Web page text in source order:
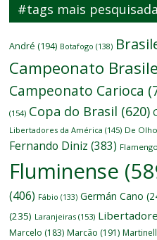
#tags mais
André (194) Botafogo (138)
Campeonato
Campeonato Carioca
(154) Copa do Brasil (620)
Libertadores da América (145) De
Fernando Diniz (383) Flamengo
Fluminense
(406) Fábio (133) Germán Cano
(235) Laranjeiras (153)
Marcelo (183) Marcão (191)